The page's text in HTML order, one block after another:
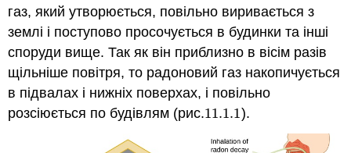
газ, який утворюється, повільно виривається з
землі і поступово просочується в будинки та інші
споруди вище. Так як він приблизно в вісім разів
щільніше повітря, то радоновий газ накопичується
в підвалах і нижніх поверхах, і повільно
розсіюється по будівлям (рис.11.1.1
11.1.1).